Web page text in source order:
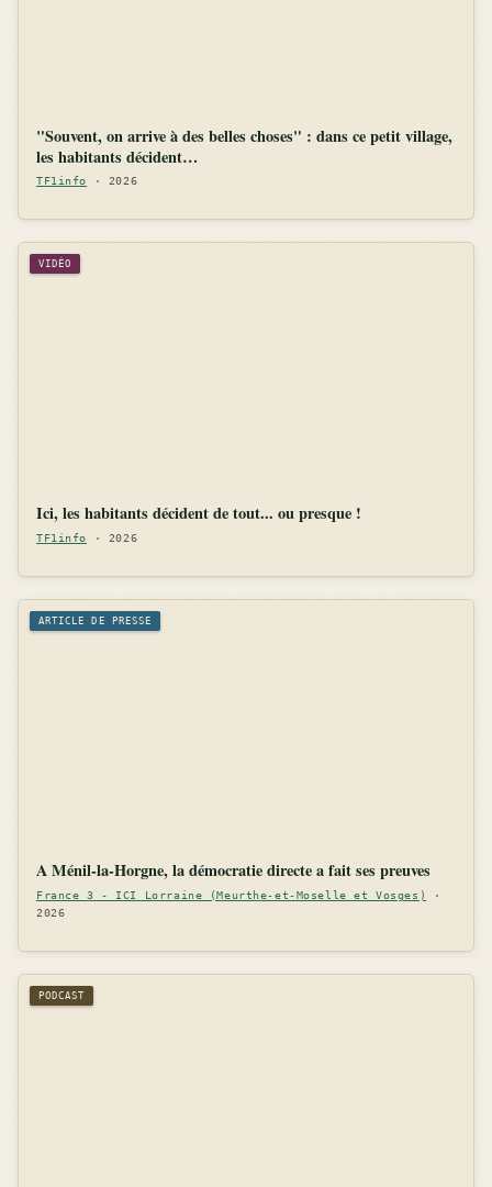
"Souvent, on arrive à des belles choses" : dans ce petit village,
les habitants décident…
TF1info · 2026
VIDÉO
Ici, les habitants décident de tout... ou presque !
TF1info · 2026
ARTICLE DE PRESSE
A Ménil-la-Horgne, la démocratie directe a fait ses preuves
France 3 - ICI Lorraine (Meurthe-et-Moselle et Vosges)
·
2026
PODCAST